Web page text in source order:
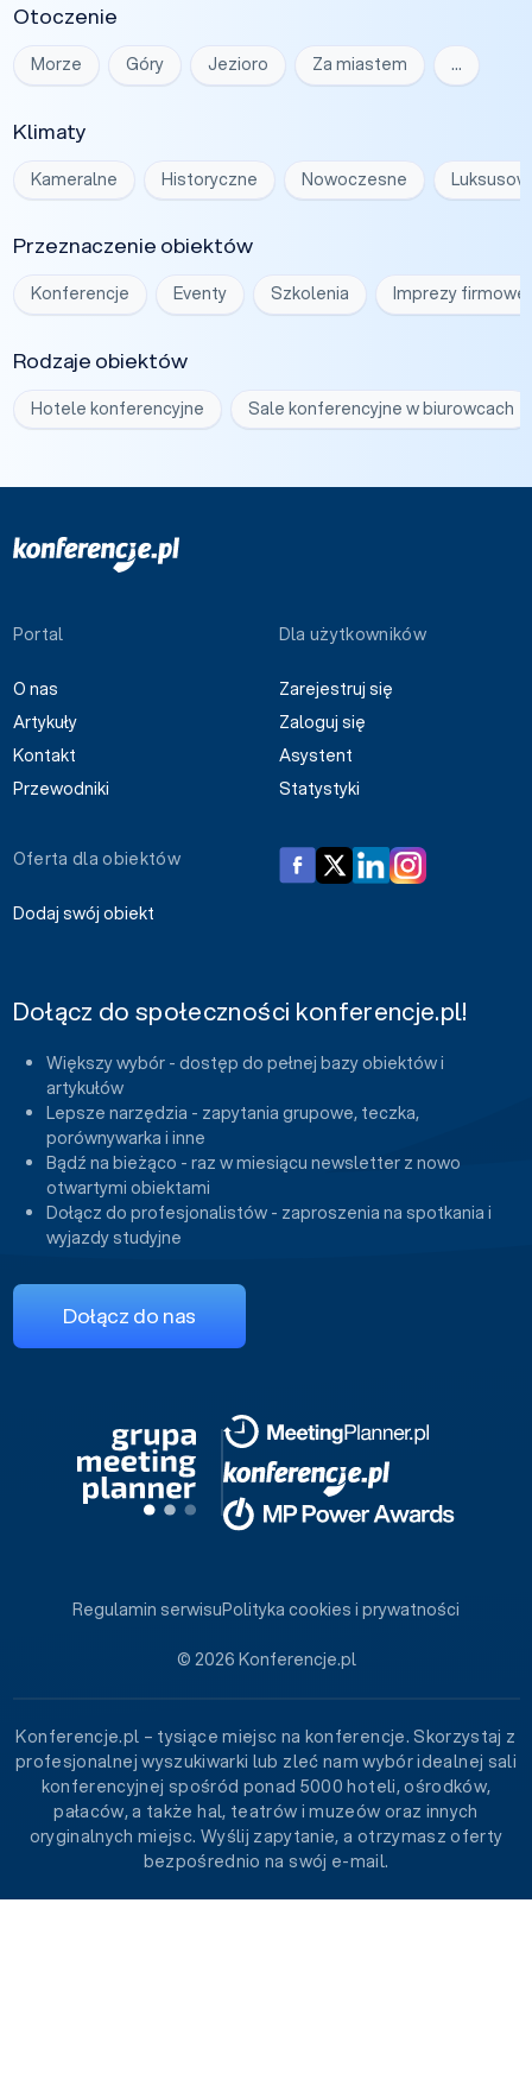
Otoczenie
Morze Góry Jezioro Za miastem …
Klimaty
Kameralne Historyczne Nowoczesne
Przeznaczenie obiektów
Konferencje Eventy Szkolenia Imprezy firmowe
Rodzaje obiektów
Hotele konferencyjne Sale konferencyjne w biurowcach
Portal
O nas
Artykuły
Kontakt
Przewodniki
Dla użytkowników
Zarejestruj się
Zaloguj się
Asystent
Statystyki
Oferta dla obiektów
Dodaj swój obiekt
Dołącz do społeczności konferencje.pl!
Większy wybór - dostęp do pełnej bazy obiektów i
artykułów
Lepsze narzędzia - zapytania grupowe, teczka,
porównywarka i inne
Bądź na bieżąco - raz w miesiącu newsletter z nowo
otwartymi obiektami
Dołącz do profesjonalistów - zaproszenia na spotkania i
wyjazdy studyjne
Dołącz do nas
© 2026 Konferencje.pl
Regulamin serwisuPolityka cookies i prywatności
Konferencje.pl – tysiące miejsc na konferencje. Skorzystaj z
profesjonalnej wyszukiwarki lub zleć nam wybór idealnej sali
konferencyjnej spośród ponad 5000 hoteli, ośrodków,
pałaców, a także hal, teatrów i muzeów oraz innych
oryginalnych miejsc. Wyślij zapytanie, a otrzymasz oferty
bezpośrednio na swój e-mail.